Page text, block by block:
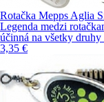
Rotačka Mepps Aglia
Legenda medzi
účinná na všetky
3,35 €